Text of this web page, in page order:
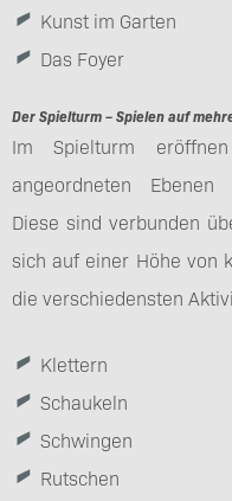
Kunst im Garten
Das Foyer
Der Spielturm – Spielen auf
Im Spielturm
angeordneten Ebenen
Diese sind verbunden
sich auf einer Höhe von
die verschiedensten
Klettern
Schaukeln
Schwingen
Rutschen